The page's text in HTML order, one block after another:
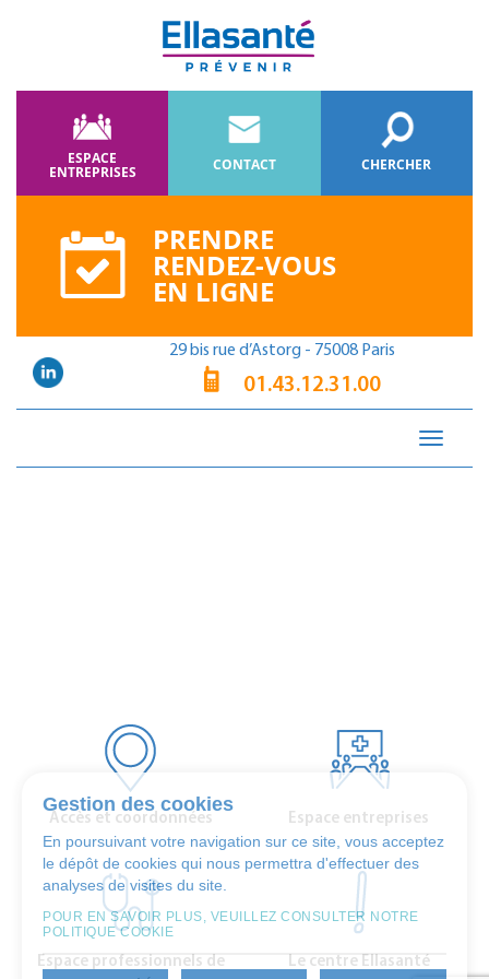
ESPACE
ENTREPRISES CONTACT CHERCHER
PRENDRE
RENDEZ-VOUS
EN LIGNE
29 bis rue d’Astorg - 75008 Paris
01.43.12.31.00
Toggle
Accès et coordonnées Espace entreprises
Espace professionnels de
Le centre Ellasanté
Gestion des cookies
En poursuivant votre navigation sur ce site, vous acceptez
le dépôt de cookies qui nous permettra d'effectuer des
analyses de visites du site.
POUR EN SAVOIR PLUS, VEUILLEZ CONSULTER NOTRE
POLITIQUE COOKIE